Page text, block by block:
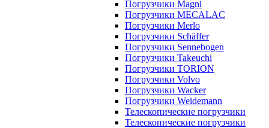
Погрузчики Magni
Погрузчики MECALAC
Погрузчики Merlo
Погрузчики Schäffer
Погрузчики Sennebogen
Погрузчики Takeuchi
Погрузчики TORION
Погрузчики Volvo
Погрузчики Wacker
Погрузчики Weidemann
Телескопические погрузчики
Телескопические погрузчики